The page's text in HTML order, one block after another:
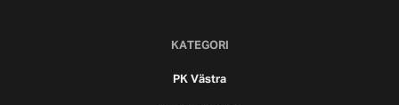
KATEGORI
PK Västra